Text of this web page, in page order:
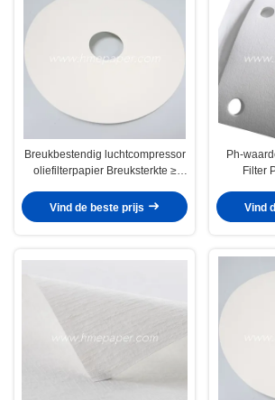
Breukbestendig luchtcompressor
oliefilterpapier Breuksterkte ≥
Vind de beste prijs
Ph-
Filter
Vind